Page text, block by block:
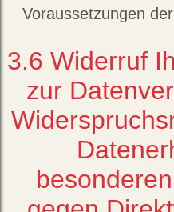
Voraussetzungen
3.6 Widerruf
zur